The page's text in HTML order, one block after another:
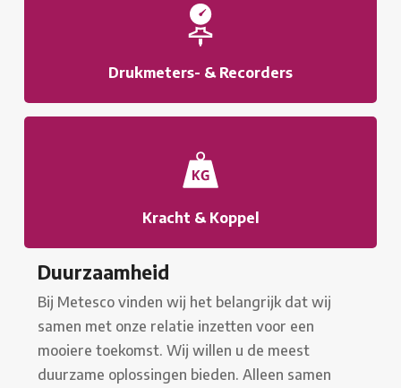
Drukmeters- & Recorders
Kracht & Koppel
Duurzaamheid
Bij Metesco vinden wij het belangrijk dat wij
samen met onze relatie inzetten voor een
mooiere toekomst. Wij willen u de meest
duurzame oplossingen bieden. Alleen samen